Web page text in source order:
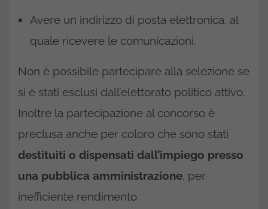
Avere un indirizzo di posta elettronica, al
quale ricevere le comunicazioni.
Non è possibile partecipare alla selezione se
si è stati esclusi dall’elettorato politico attivo.
Inoltre la partecipazione al concorso è
preclusa anche per coloro che sono stati
destituiti o dispensati dall’impiego presso
una pubblica amministrazione, per
inefficiente rendimento.